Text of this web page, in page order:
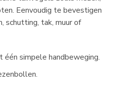
Eenvoudig te bevestigen
schutting, tak, muur of
simpele handbeweging.